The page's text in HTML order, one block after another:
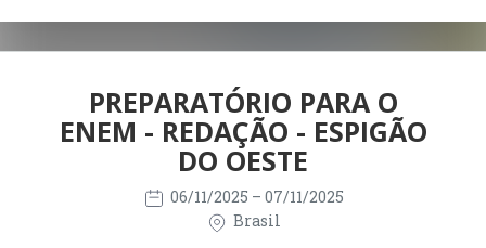
PREPARATÓRIO PARA O
ENEM - REDAÇÃO - ESPIGÃO
DO OESTE
06/11/2025 – 07/11/2025
Brasil